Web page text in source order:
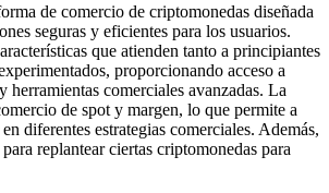
de comercio de criptomonedas diseñada
seguras y eficientes para los usuarios.
que atienden tanto a principiantes
proporcionando acceso a
herramientas comerciales avanzadas. La
de spot y margen, lo que permite a
diferentes estrategias comerciales. Además,
replantear ciertas criptomonedas para